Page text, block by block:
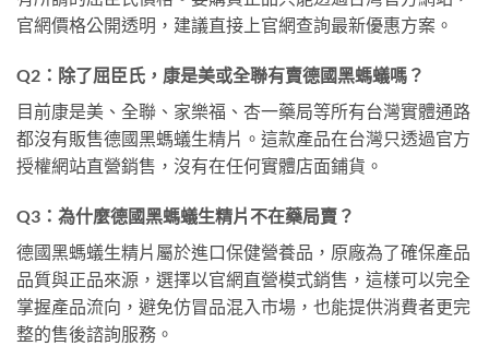
官網價格公開透明，建議直接上官網查詢最新優惠方案。
Q2：除了屈臣氏，康是美或全聯有賣德國黑螞蟻嗎？
目前康是美、全聯、家樂福、杏一藥局等所有台灣實體通路
都沒有販售德國黑螞蟻生精片。這款產品在台灣只透過官方
授權網站直營銷售，沒有在任何實體店面鋪貨。
Q3：為什麼德國黑螞蟻生精片不在藥局賣？
德國黑螞蟻生精片屬於進口保健營養品，原廠為了確保產品
品質與正品來源，選擇以官網直營模式銷售，這樣可以完全
掌握產品流向，避免仿冒品混入市場，也能提供消費者更完
整的售後諮詢服務。